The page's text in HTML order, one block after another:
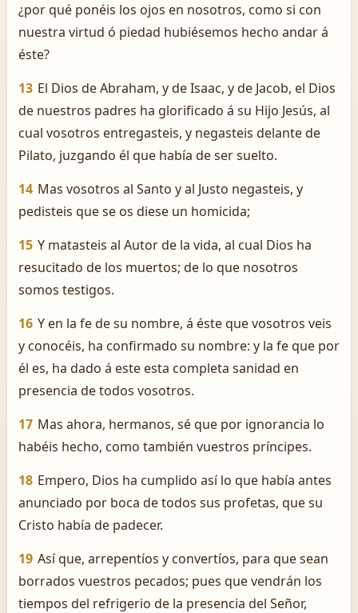
¿por qué ponéis los ojos en nosotros, como si con
nuestra virtud ó piedad hubiésemos hecho andar á
éste?
13 El Dios de Abraham, y de Isaac, y de Jacob, el Dios
de nuestros padres ha glorificado á su Hijo Jesús, al
cual vosotros entregasteis, y negasteis delante de
Pilato, juzgando él que había de ser suelto.
14 Mas vosotros al Santo y al Justo negasteis, y
pedisteis que se os diese un homicida;
15 Y matasteis al Autor de la vida, al cual Dios ha
resucitado de los muertos; de lo que nosotros
somos testigos.
16 Y en la fe de su nombre, á éste que vosotros veis
y conocéis, ha confirmado su nombre: y la fe que por
él es, ha dado á este esta completa sanidad en
presencia de todos vosotros.
17 Mas ahora, hermanos, sé que por ignorancia lo
habéis hecho, como también vuestros príncipes.
18 Empero, Dios ha cumplido así lo que había antes
anunciado por boca de todos sus profetas, que su
Cristo había de padecer.
19 Así que, arrepentíos y convertíos, para que sean
borrados vuestros pecados; pues que vendrán los
tiempos del refrigerio de la presencia del Señor,